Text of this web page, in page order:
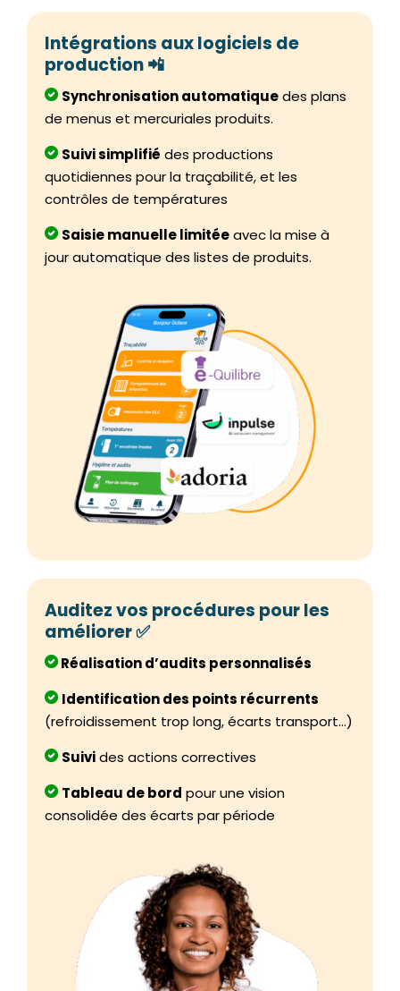
Intégrations aux logiciels de
production 📲
Synchronisation automatiquedes plans
de menus et mercuriales produits.
Suivi simplifié des productions
quotidiennes pour la traçabilité, et les
contrôles de températures
Saisie manuelle limitéeavec la mise à
jour automatique des listes de produits.
Auditez vos procédures pour les
améliorer ✅
Réalisation d’audits personnalisés
Identification des points récurrents
(refroidissement trop long, écarts transport…)
Suivides actions correctives
Tableau de bord pour une vision
consolidée des écarts par période